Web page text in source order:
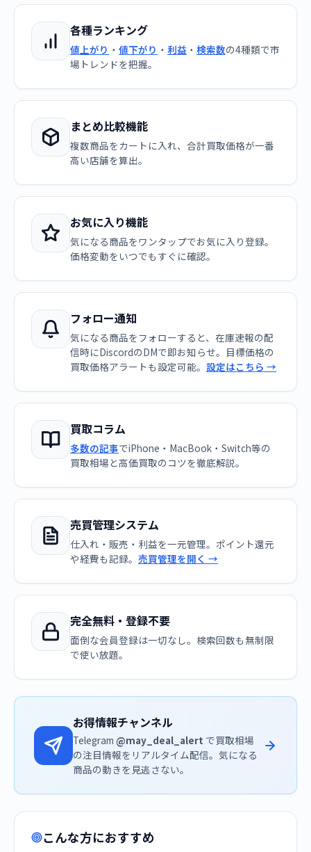
各種ランキング
値上がり ・ 値下がり ・ 利益 ・ 検索数の4種類で市
場トレンドを把握。
まとめ比較機能
複数商品をカートに入れ、合計買取価格が一番
高い店舗を算出。
お気に入り機能
気になる商品をワンタップでお気に入り登録。
価格変動をいつでもすぐに確認。
フォロー通知
気になる商品をフォローすると、在庫速報の配
信時にDiscordのDMで即お知らせ。目標価格の
買取価格アラートも設定可能。 設定はこちら →
買取コラム
多数の記事でiPhone・MacBook・Switch等の
買取相場と高価買取のコツを徹底解説。
売買管理システム
仕入れ・販売・利益を一元管理。ポイント還元
や経費も記録。 売買管理を開く →
完全無料・登録不要
面倒な会員登録は一切なし。検索回数も無制限
で使い放題。
お得情報チャンネル
Telegram @may_deal_alert で買取相場
の注目情報をリアルタイム配信。気になる
商品の動きを見逃さない。
こんな方におすすめ